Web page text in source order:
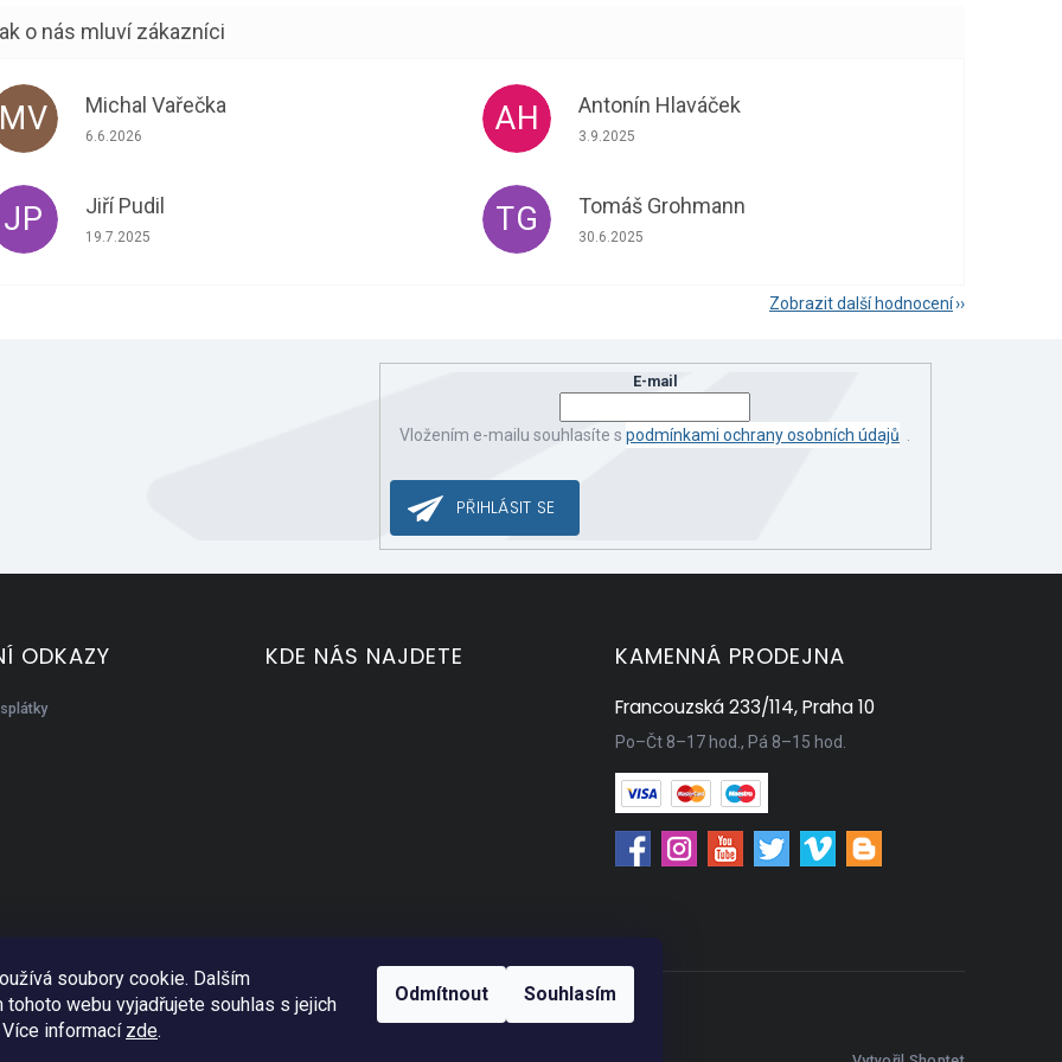
soubory cookie. Dalším
tohoto webu vyjadřujete souhlas s jejich
informací zde.
Odmítnout Souhlasím
MV Michal Vařečka
Hodnocení obchodu je 5 z 5 hvězdiček.
6.6.2026 AH Antonín Hlaváček
Hodnocení obchodu je 5 z 5 hvězdiček.
3.9.2025
JP Jiří Pudil
Hodnocení obchodu je 5 z 5 hvězdiček.
19.7.2025 TG Tomáš Grohmann
Hodnocení obchodu je 5 z 5 hvězdiček.
30.6.2025
Zobrazit další hodnocení
E-mail
Vložením e-mailu souhlasíte s podmínkami ochrany osobních údajů
PŘIHLÁSIT SE
ODKAZY KDE NÁS NAJDETE KAMENNÁ PRODEJNA
Francouzská 233/114, Praha 10
Po–Čt 8–17 hod., Pá 8–15 hod.